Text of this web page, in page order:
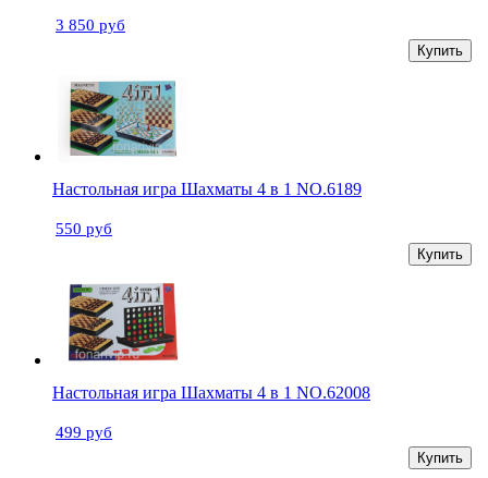
3 850 руб
Купить
Настольная игра Шахматы 4 в 1 NO.6189
550 руб
Купить
Настольная игра Шахматы 4 в 1 NO.62008
499 руб
Купить